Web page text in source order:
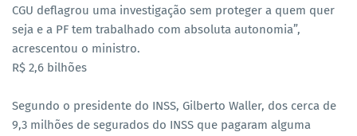
CGU deflagrou uma investigação sem proteger a quem quer
seja e a PF tem trabalhado com absoluta autonomia”,
acrescentou o ministro.
R$ 2,6 bilhões
Segundo o presidente do INSS, Gilberto Waller, dos cerca de
9,3 milhões de segurados do INSS que pagaram alguma